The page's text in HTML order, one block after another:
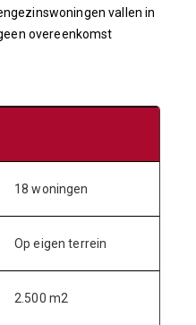
vallen in
overeenkomst
18 woningen
Op eigen terrein
2.500 m2